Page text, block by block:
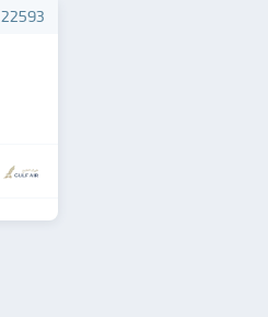
22593